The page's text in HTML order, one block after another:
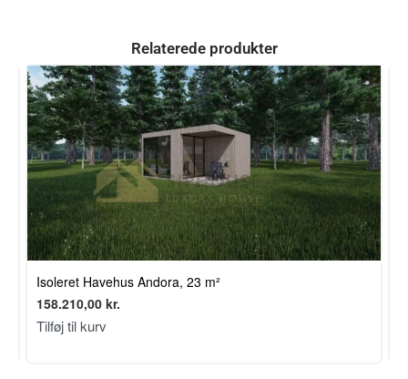
Relaterede produkter
Isoleret Havehus Andora, 23 m²
158.210,00 kr.
Tilføj til kurv